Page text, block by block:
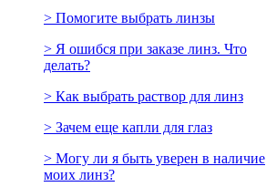
> Помогите выбрать линзы
> Я ошибся при заказе линз. Что
делать?
> Как выбрать раствор для линз
> Зачем еще капли для глаз
> Могу ли я быть уверен в наличие
моих линз?